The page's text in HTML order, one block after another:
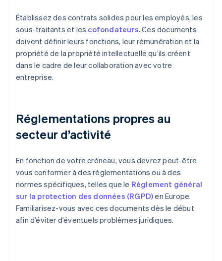
Établissez des contrats solides pour les employés, les
sous-traitants et les cofondateurs. Ces documents
doivent définir leurs fonctions, leur rémunération et la
propriété de la propriété intellectuelle qu’ils créent
dans le cadre de leur collaboration avec votre
entreprise.
Réglementations propres au
secteur d’activité
En fonction de votre créneau, vous devrez peut-être
vous conformer à des réglementations ou à des
normes spécifiques, telles que le Règlement général
sur la protection des données (RGPD)en Europe.
Familiarisez-vous avec ces documents dès le début
afin d’éviter d’éventuels problèmes juridiques.